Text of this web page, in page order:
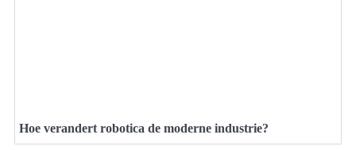
Hoe verandert robotica de moderne industrie?